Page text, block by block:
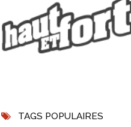
TAGS POPULAIRES